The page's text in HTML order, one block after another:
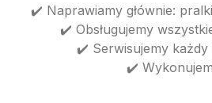
✔️ Naprawiamy głównie:
✔️ Obsługujemy
✔️ Serwisujemy
✔️